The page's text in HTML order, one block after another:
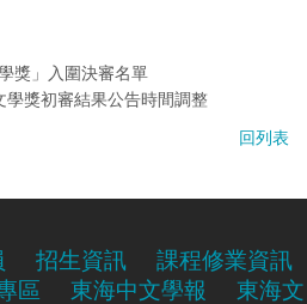
獎」入圍決審名單
學獎初審結果公告時間調整
回列表
招生資訊
課程修業資訊
區 東海中文學報
東海文